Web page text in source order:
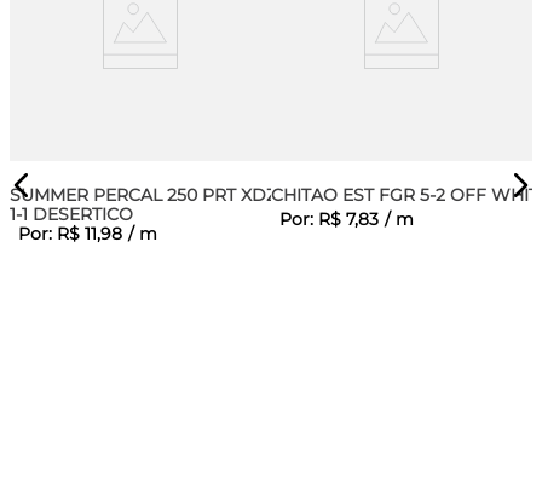
SUMMER PERCAL 250 PRT XDZ
1-1 DESERTICO
Por: R$ 11,98 / m
CHITAO EST FGR 5-2 OFF
Por: R$ 7,83 / m